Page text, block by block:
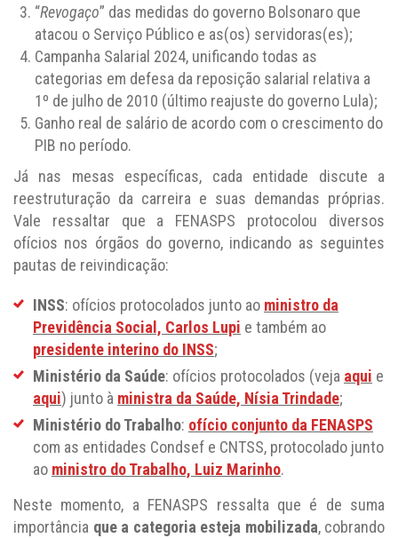
“Revogaço” das medidas do governo Bolsonaro que
atacou o Serviço Público e as(os) servidoras(es);
Campanha Salarial 2024, unificando todas as
categorias em defesa da reposição salarial relativa a
1º de julho de 2010 (último reajuste do governo Lula);
Ganho real de salário de acordo com o crescimento do
PIB no período.
Já nas mesas específicas, cada entidade discute a
reestruturação da carreira e suas demandas próprias.
Vale ressaltar que a FENASPS protocolou diversos
ofícios nos órgãos do governo, indicando as seguintes
pautas de reivindicação:
INSS: ofícios protocolados junto ao ministro da
Previdência Social, Carlos Lupi e também ao
presidente interino do INSS;
Ministério da Saúde: ofícios protocolados (veja aqui e
aqui) junto à ministra da Saúde, Nísia Trindade;
Ministério do Trabalho: ofício conjunto da FENASPS
com as entidades Condsef e CNTSS, protocolado junto
ao ministro do Trabalho, Luiz Marinho.
Neste momento, a FENASPS ressalta que é de suma
importância que a categoria esteja mobilizada, cobrando